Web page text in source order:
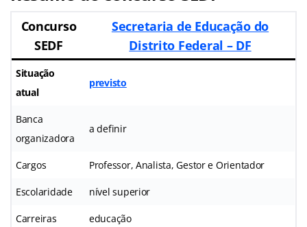
Concurso
SEDF
Secretaria de Educação do
Distrito Federal – DF
Situação
atual
previsto
Banca
organizadora
a definir
Cargos Professor, Analista, Gestor e Orientador
Escolaridade nível superior
Carreiras educação